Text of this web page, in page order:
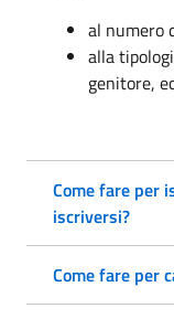
al numero
alla
genitore,
Come fare per
iscriversi?
Come fare per